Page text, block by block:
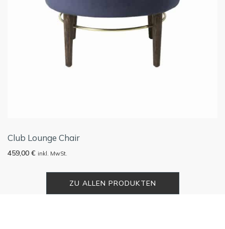
Club Lounge Chair
459,00 € inkl. MwSt.
ZU ALLEN PRODUKTEN